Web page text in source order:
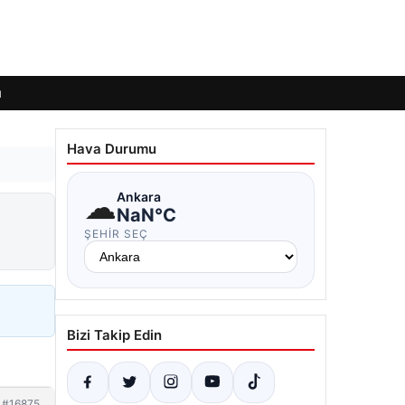
Hava Durumu
☁Ankara
NaN°C
ŞEHIR SEÇ
Bizi Takip Edin